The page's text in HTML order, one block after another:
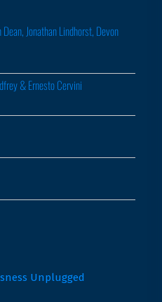
Jonathan Lindhorst, Devon
& Ernesto Cervini
Unplugged